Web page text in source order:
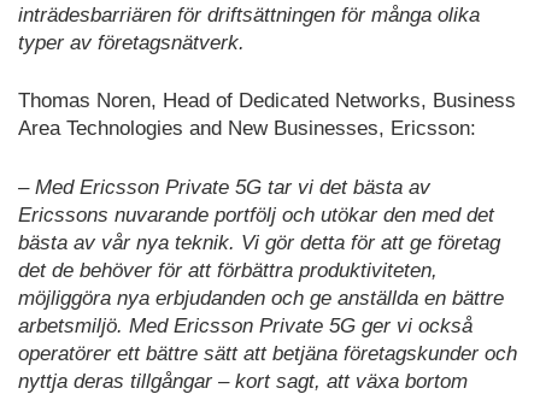
inträdesbarriären för driftsättningen för många olika
typer av företagsnätverk.
Thomas Noren, Head of Dedicated Networks, Business
Area Technologies and New Businesses, Ericsson:
– Med Ericsson Private 5G tar vi det bästa av
Ericssons nuvarande portfölj och utökar den med det
bästa av vår nya teknik. Vi gör detta för att ge företag
det de behöver för att förbättra produktiviteten,
möjliggöra nya erbjudanden och ge anställda en bättre
arbetsmiljö. Med Ericsson Private 5G ger vi också
operatörer ett bättre sätt att betjäna företagskunder och
nyttja deras tillgångar – kort sagt, att växa bortom